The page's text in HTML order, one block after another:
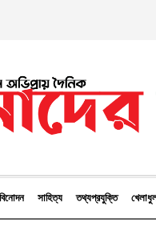
বিনোদন সাহিত্য তথ্যপ্রযুক্তি